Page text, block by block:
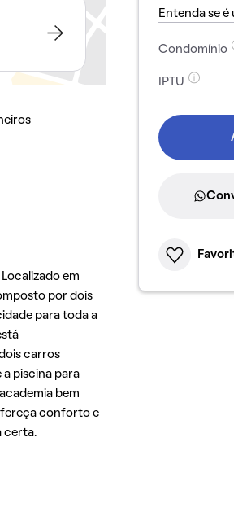
em
por dois
para toda a
carros
piscina para
bem
conforto e
certa.
Entenda se
Condomínio
IPTU